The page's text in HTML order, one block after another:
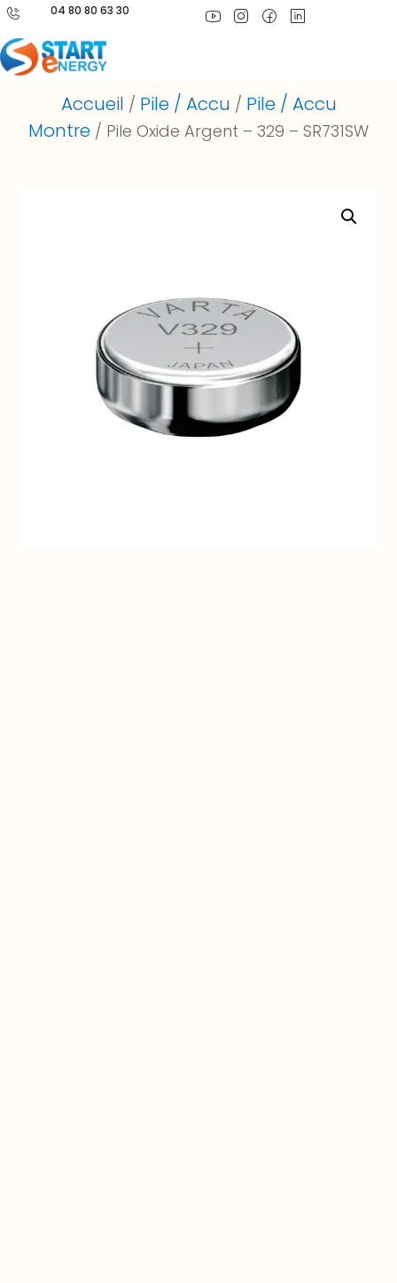
04 80 80 63 30
Accueil / Pile / Accu / Pile / Accu
Montre / Pile Oxide Argent – 329 – SR731SW